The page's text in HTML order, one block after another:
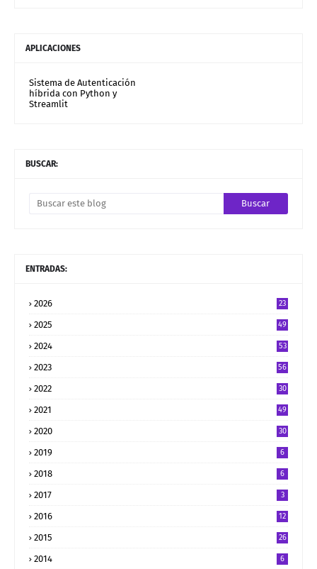
APLICACIONES
Sistema de Autenticación
híbrida con Python y
Streamlit
BUSCAR:
ENTRADAS:
2026 23
2025 49
2024 53
2023 56
2022 30
2021 49
2020 30
2019 6
2018 6
2017 3
2016 12
2015 26
2014 6